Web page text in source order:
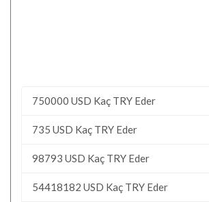
750000 USD Kaç TRY Eder
735 USD Kaç TRY Eder
98793 USD Kaç TRY Eder
54418182 USD Kaç TRY Eder